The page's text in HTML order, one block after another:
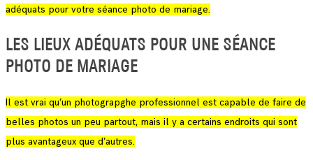
adéquats pour votre séance photo de mariage.
LES LIEUX ADÉQUATS POUR UNE SÉANCE
PHOTO DE MARIAGE
Il est vrai qu’un photograpghe professionnel est capable de faire de
belles photos un peu partout, mais il y a certains endroits qui sont
plus avantageux que d’autres.